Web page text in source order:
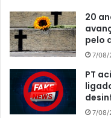
20
pelo
7/08/
PT
7/08/